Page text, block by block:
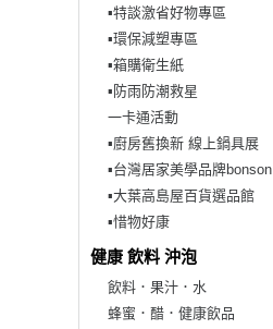
▪︎特談激省好物專區
▪︎環保減塑專區
▪︎箱購衛生紙
▪︎防雨防潮救星
一卡通活動
▪︎廚房舊換新 線上鍋具展
▪︎台灣居家美學品牌bonson
▪︎大葉高島屋百貨選品館
▪︎惜物好康
健康 飲料 沖泡
飲料．果汁．水
蜂蜜．醋．健康飲品